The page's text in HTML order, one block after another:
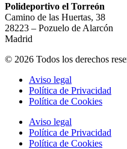
Polideportivo el Torreón
Camino de las Huertas, 38
28223 – Pozuelo de Alarcón
Madrid
© 2026 Todos los derechos
Aviso legal
Política de Privacidad
Política de Cookies
Aviso legal
Política de Privacidad
Política de Cookies